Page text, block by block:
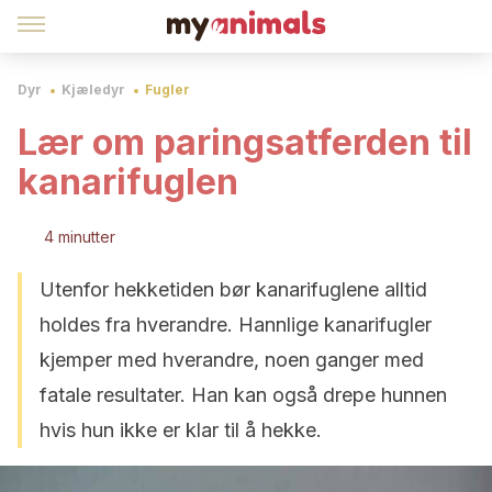
Dyr Kjæledyr Fugler
Lær om paringsatferden til
kanarifuglen
4 minutter
Utenfor hekketiden bør kanarifuglene alltid
holdes fra hverandre. Hannlige kanarifugler
kjemper med hverandre, noen ganger med
fatale resultater. Han kan også drepe hunnen
hvis hun ikke er klar til å hekke.